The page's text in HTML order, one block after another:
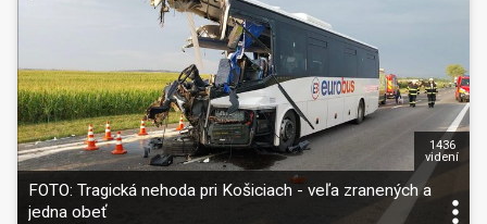
FOTO: Tragická nehoda pri Košiciach - veľa zranených a
jedna obeť
1436
videní